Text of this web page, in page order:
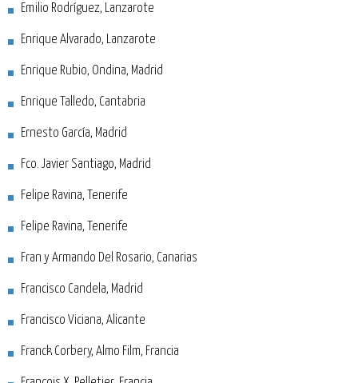
Emilio Rodríguez, Lanzarote
Enrique Alvarado, Lanzarote
Enrique Rubio, Ondina, Madrid
Enrique Talledo, Cantabria
Ernesto García, Madrid
Fco. Javier Santiago, Madrid
Felipe Ravina, Tenerife
Felipe Ravina, Tenerife
Fran y Armando Del Rosario, Canarias
Francisco Candela, Madrid
Francisco Viciana, Alicante
Franck Corbery, Almo Film, Francia